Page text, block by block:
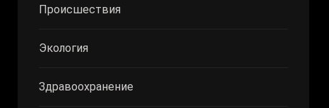
Происшествия
Экология
Здравоохранение